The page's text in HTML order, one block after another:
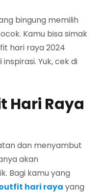
bingung memilih
Kamu bisa simak
hari raya 2024
Yuk, cek di
Hari Raya
dan menyambut
akan
Bagi kamu yang
hari raya yang